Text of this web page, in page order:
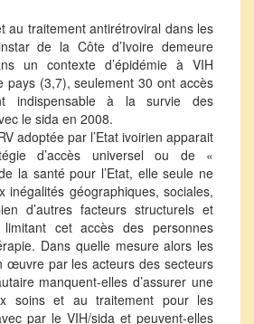
au traitement antirétroviral dans les
de la Côte d’Ivoire demeure
un contexte d’épidémie à VIH
pays (3,7), seulement 30 ont accès
indispensable à la survie des
le sida en 2008.
adoptée par l’Etat ivoirien apparait
d’accès universel ou de «
la santé pour l’Etat, elle seule ne
inégalités géographiques, sociales,
d’autres facteurs structurels et
limitant cet accès des personnes
Dans quelle mesure alors les
œuvre par les acteurs des secteurs
manquent-elles d’assurer une
soins et au traitement pour les
par le VIH/sida et peuvent-elles